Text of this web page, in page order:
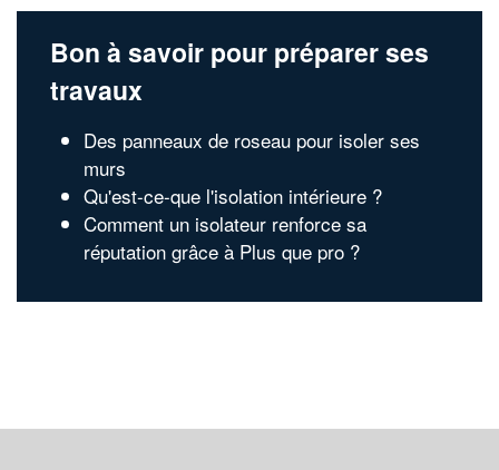
Bon à savoir pour préparer ses
travaux
Des panneaux de roseau pour isoler ses
murs
Qu'est-ce-que l'isolation intérieure ?
Comment un isolateur renforce sa
réputation grâce à Plus que pro ?